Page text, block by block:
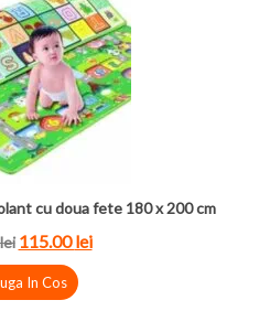
cu doua fete 180 x 200 cm
lei 115.00lei
In Cos